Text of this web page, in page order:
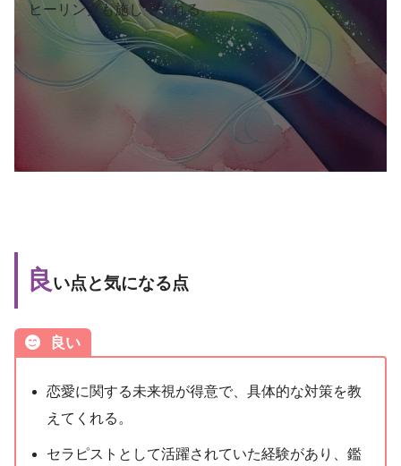
ヒーリングも施してくれる。
良い点と気になる点
良い
恋愛に関する未来視が得意で、具体的な対策を教
えてくれる。
セラピストとして活躍されていた経験があり、鑑